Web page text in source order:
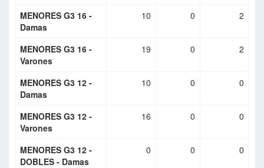
MENORES G3 16 -
Damas
10 0 2
MENORES G3 16 -
Varones
19 0 2
MENORES G3 12 -
Damas
10 0 0
MENORES G3 12 -
Varones
16 0 0
MENORES G3 12 -
DOBLES - Damas
0 0 0